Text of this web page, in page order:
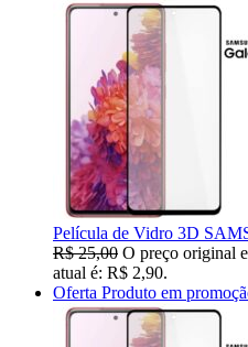
Película de Vidro 3D
R$25,00 O preço original
atual é: R$ 2,90.
Oferta Produto em